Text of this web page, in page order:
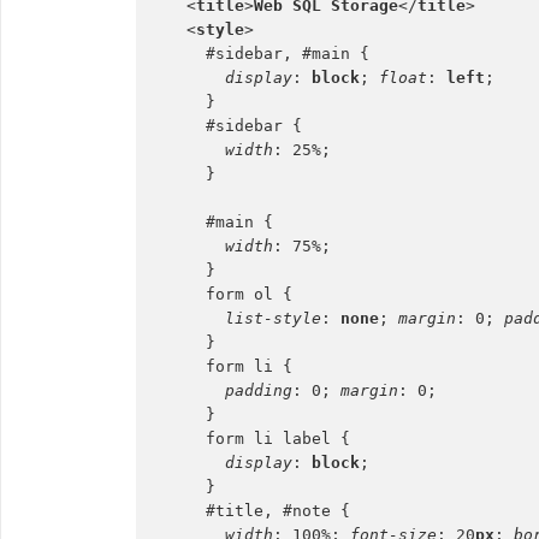
  <
title>Web SQL Storage</title>
  <
style>
    #sidebar, #main {
display: block ; float : left ;
    }
    #sidebar {
width : 25%;
    }
    #main {
width : 75%;
    }
    form ol {
list-style : none; margin : 0;
    }
    form li {
padding: 0; margin : 0;
    }
    form li label {
display: block ;
    }
    #title, #note {
width : 100%; font-size : 20px ;